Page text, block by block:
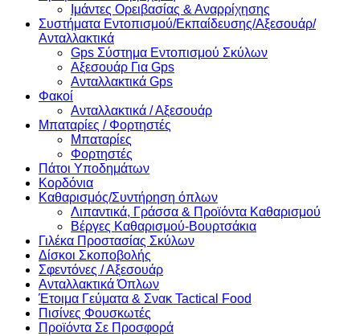
Ιμάντες Ορειβασίας & Αναρρίχησης
Συστήματα Εντοπισμού/Εκπαίδευσης/Αξεσουάρ/
Ανταλλακτικά
Gps Σύστημα Εντοπισμού Σκύλων
Αξεσουάρ Για Gps
Ανταλλακτικά Gps
Φακοί
Ανταλλακτικά / Αξεσουάρ
Μπαταρίες / Φορτηστές
Μπαταρίες
Φορτηστές
Πάτοι Υποδημάτων
Κορδόνια
Καθαρισμός/Συντήρηση όπλων
Λιπαντικά, Γράσσα & Προϊόντα Καθαρισμού
Βέργες Καθαρισμού-Βουρτσάκια
Γιλέκα Προστασίας Σκύλων
Δίσκοι Σκοποβολής
Σφεντόνες / Αξεσουάρ
Ανταλλακτικά Όπλων
Έτοιμα Γεύματα & Σνακ Tactical Food
Πισίνες Φουσκωτές
Προϊόντα Σε Προσφορά